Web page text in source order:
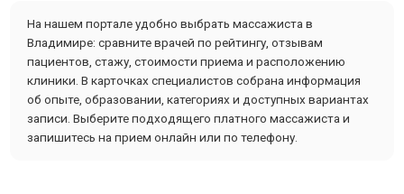
На нашем портале удобно выбрать массажиста в
Владимире: сравните врачей по рейтингу, отзывам
пациентов, стажу, стоимости приема и расположению
клиники. В карточках специалистов собрана информация
об опыте, образовании, категориях и доступных вариантах
записи. Выберите подходящего платного массажиста и
запишитесь на прием онлайн или по телефону.